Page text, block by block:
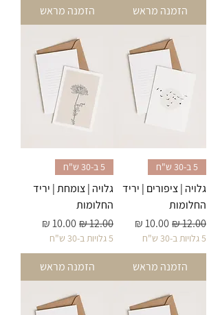
הזמנה מראש הזמנה מראש
5 ב-30 ש"ח
גלויה | ציפורים | יריד
החלומות
מחיר רגילמחיר מבצע
5 גלויות ב-30 ש"ח
הזמנה מראש
5 ב-30 ש"ח
גלויה | צומחת | יריד
החלומות
מחיר רגילמחיר מבצע
5 גלויות ב-30 ש"ח
הזמנה מראש